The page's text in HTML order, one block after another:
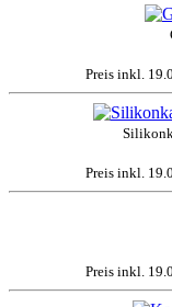
Preis inkl.
Preis inkl.
Preis inkl.